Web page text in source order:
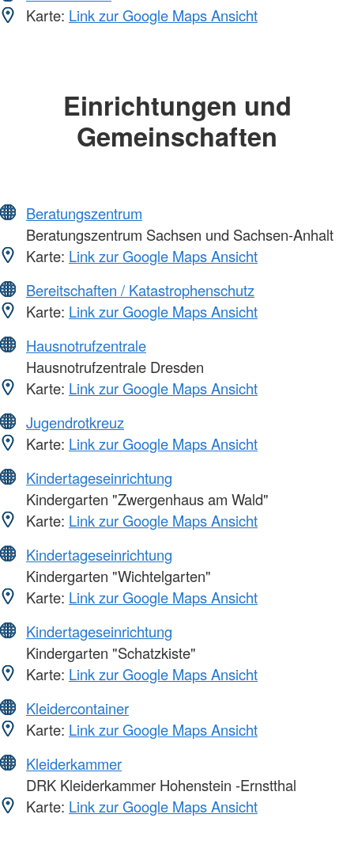
Karte: Link zur Google Maps Ansicht
Einrichtungen und
Gemeinschaften
Beratungszentrum
Beratungszentrum Sachsen und Sachsen-Anhalt
Karte: Link zur Google Maps Ansicht
Bereitschaften / Katastrophenschutz
Karte: Link zur Google Maps Ansicht
Hausnotrufzentrale
Hausnotrufzentrale Dresden
Karte: Link zur Google Maps Ansicht
Jugendrotkreuz
Karte: Link zur Google Maps Ansicht
Kindertageseinrichtung
Kindergarten "Zwergenhaus am Wald"
Karte: Link zur Google Maps Ansicht
Kindertageseinrichtung
Kindergarten "Wichtelgarten"
Karte: Link zur Google Maps Ansicht
Kindertageseinrichtung
Kindergarten "Schatzkiste"
Karte: Link zur Google Maps Ansicht
Kleidercontainer
Karte: Link zur Google Maps Ansicht
Kleiderkammer
DRK Kleiderkammer Hohenstein -Ernstthal
Karte: Link zur Google Maps Ansicht